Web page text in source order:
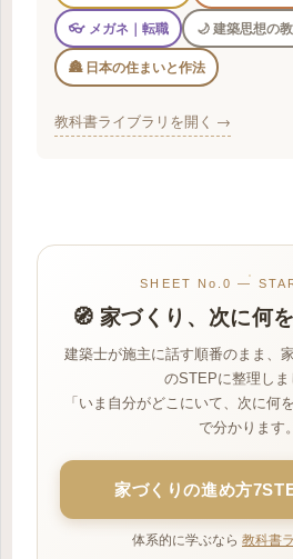
👓 メガネ｜転職 🌙 建築思想の
🏯 日本の住まいと作法
教科書ライブラリを開く →
SHEET No.0 —
🧭 家づくり、次に何
建築士が施主に話す順番のまま、
のSTEPに整理しま
「いま自分がどこにいて、次に何
で分かります。
家づくりの進め方
体系的に学ぶなら 教科書